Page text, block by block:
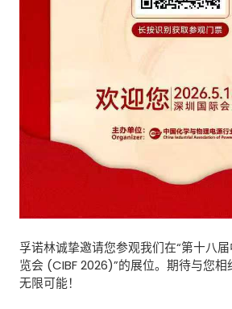
孚诺林诚挚邀请您参观我们在“第十八
览会 (CIBF 2026)”的展位。期待与您
无限可能！